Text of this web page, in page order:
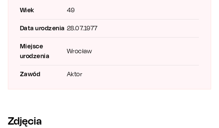
Wiek 49
Data urodzenia 28.07.1977
Miejsce
urodzenia
Wrocław
Zawód Aktor
zwłaszcza z Wieczorkowskim, tworzą niezapomniane
Zdjęcia